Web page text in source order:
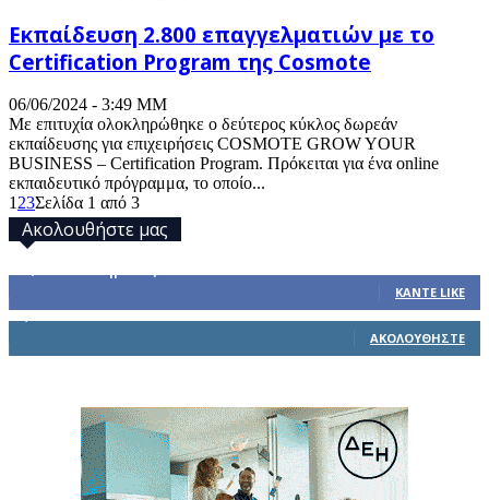
Εκπαίδευση 2.800 επαγγελματιών με το
Certification Program της Cosmote
06/06/2024 - 3:49 ΜΜ
Με επιτυχία ολοκληρώθηκε ο δεύτερος κύκλος δωρεάν
εκπαίδευσης για επιχειρήσεις COSMOTE GROW YOUR
BUSINESS – Certification Program. Πρόκειται για ένα online
εκπαιδευτικό πρόγραμμα, το οποίο...
1 23Σελίδα 1 από 3
Ακολουθήστε μας
ΚΆΝΤΕ LIKE
ΑΚΟΛΟΥΘΉΣΤΕ